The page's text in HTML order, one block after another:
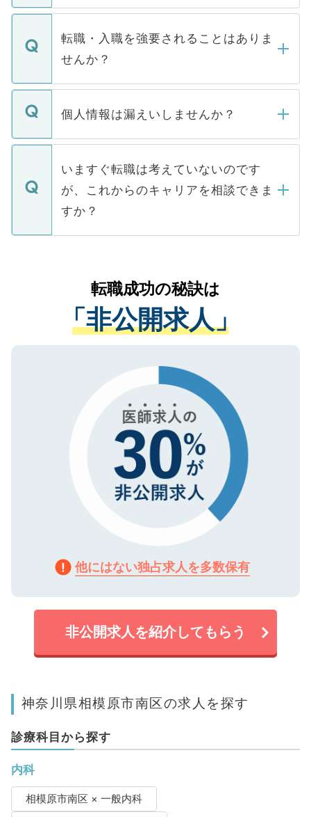
ます。通常、5営業日以内にはご連絡をせて
いただきますので、しばらくお待ちくださ
マイナビDOCTORで取り扱っている求人の
うち約3割は、Webサイトからご覧いただ
けない「非公開求人」です。非公開求人は
下記の理由によって、一般には公開してい
ません。
■応募殺到を避けるため 人気のある医療機
関を公にしてしまうと、応募が殺到する場
に、医療機関が求める条件に合った人材の
みを人材紹介会社に依頼するケースが増え
ています。
転職・入職を強要されることはありま
せんか？
転職・入職を強要することは一切ありませ
ん。また、仮に応募先から内定をいただい
定を承諾する必要はありません。内定先へ
の辞退の連絡はキャリアパートナーが行い
個人情報は漏えいしませんか？
個人情報が漏えいすることはありませんの
で、ご安心ください。当サイトからの登録
などで収集したご登録者様の個人情報は、
ご本人のキャリアアップおよび転職活動の
支援を目的に使用いたします。お預かりし
ているすべての個人データはご本人の許可
は、個人情報の取り扱いについての厳密な
管理基準を満たした事業者のみに付与され
る、プライバシーマークを取得済みです。
で、機密保持に関してもご安心ください。
いますぐ転職は考えていないのです
が、これからのキャリアを相談できま
すか？
かがいして、現在の医療機関の状況や紹介
経験をまじえながら、適切なアドバイスを
させていただきます。すぐにご転職をされ
ない方には、長期的なサポートが可能です
ので、まずはご登録ください。
転職成功の秘訣は
「非公開求人」
他にはない独占求人を多数保有
非公開求人を紹介してもらう
神奈川県相模原市南区の求人を探す
診療科目から探す
内科
相模原市南区 × 一般内科